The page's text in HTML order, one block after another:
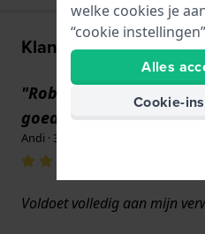
Klantenreviews
"Robuust maar
goed gemaakt"
Andi · 31 mei 2025
Voldoet volledig aan mijn
welke cookies je
“cookie
Alles
Cookie-